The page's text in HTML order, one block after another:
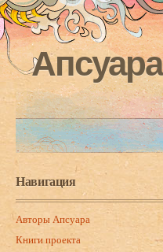
Апсуара
Навигация
Авторы Апсуара
Книги проекта